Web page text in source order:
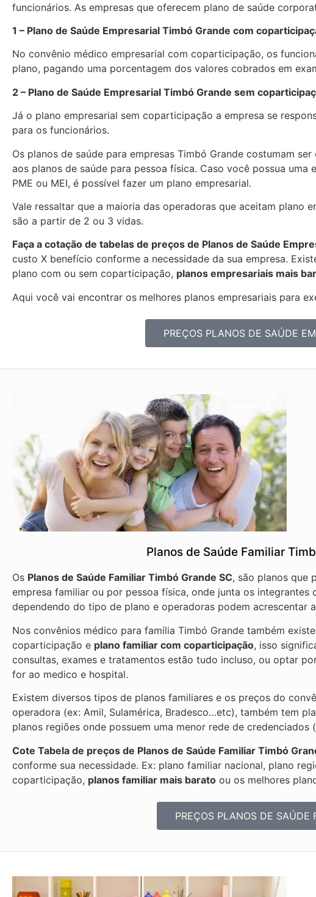
funcionários. As empresas que oferecem plano de saúde
1 – Plano de Saúde Empresarial Timbó Grande com
No convênio médico empresarial com coparticipação, os
plano, pagando uma porcentagem dos valores cobrados em
2 – Plano de Saúde Empresarial Timbó Grande sem
Já o plano empresarial sem coparticipação a empresa se
para os funcionários.
Os planos de saúde para empresas Timbó Grande costumam
aos planos de saúde para pessoa física. Caso você possua uma
PME ou MEI, é possível fazer um plano empresarial.
Vale ressaltar que a maioria das operadoras que aceitam plano
são a partir de 2 ou 3 vidas.
Faça a cotação de tabelas de preços de Planos de Saúde
custo X benefício conforme a necessidade da sua empresa.
plano com ou sem coparticipação, planos empresariais mais
Aqui você vai encontrar os melhores planos empresariais para
PREÇOS PLANOS DE SAÚDE
Planos de Saúde Familiar
Os Planos de Saúde Familiar Timbó Grande SC, são planos que
empresa familiar ou por pessoa física, onde junta os integrantes
dependendo do tipo de plano e operadoras podem acrescentar
Nos convênios médico para família Timbó Grande também
coparticipação e plano familiar com coparticipação, isso
consultas, exames e tratamentos estão tudo incluso, ou optar
for ao medico e hospital.
Existem diversos tipos de planos familiares e os preços do
operadora (ex: Amil, Sulamérica, Bradesco…etc), também tem
planos regiões onde possuem uma menor rede de credenciados
Cote Tabela de preços de Planos de Saúde Familiar Timbó
conforme sua necessidade. Ex: plano familiar nacional, plano
coparticipação, planos familiar mais barato ou os melhores
PREÇOS PLANOS DE SAÚDE